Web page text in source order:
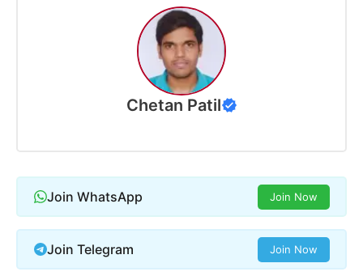
Chetan Patil
Join WhatsApp Join Now
Join Telegram Join Now